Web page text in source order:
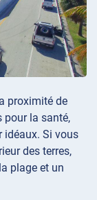
proximité de
pour la santé,
idéaux. Si vous
des terres,
plage et un